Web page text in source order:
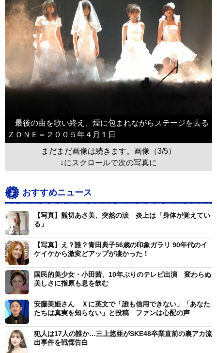
最後の曲を歌い終え、煙に包まれながらステージを去る
ＺＯＮＥ＝２００５年４月１日
まだまだ画像は続きます。画像（3/5）
↓にスクロールで次の写真に
おすすめニュース
【写真】熊切あさ美、突然の涙 炎上は「身体が覚えてい
る」
【写真】え？誰？青田典子56歳の印象ガラリ 90年代のイ
ケイケから激変どアップが凄かった！
国民的美少女・小田茜、10年ぶりのテレビ出演 変わらぬ
美しさに指原も息を飲む
安藤美姫さん Ｘに英文で「誰も信用できない」「あなた
たちは真実を知らない」と投稿 ファンは心配の声
犯人は17人の誰か…三上悠亜がSKE48卒業直前の裏アカ流
出事件を戦慄告白